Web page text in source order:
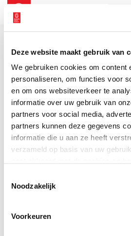
Deze website maakt gebruik van
We gebruiken cookies om content
personaliseren, om functies voor
en om ons websiteverkeer te
informatie over uw gebruik van
partners voor social media,
partners kunnen deze gegevens
informatie die u aan ze heeft
verzameld op basis van uw
Noodzakelijk
Voorkeuren